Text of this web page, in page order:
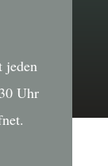
jeden
Uhr